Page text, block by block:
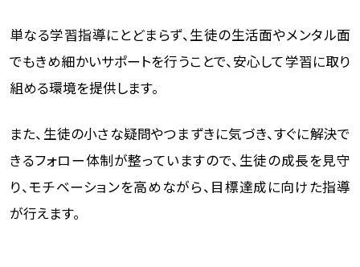
単なる学習指導にとどまらず、生徒の生活面やメンタル面
でもきめ細かいサポートを行うことで、安心して学習に取り
組める環境を提供します。
また、生徒の小さな疑問やつまずきに気づき、すぐに解決で
きるフォロー体制が整っていますので、生徒の成長を見守
り、モチベーションを高めながら、目標達成に向けた指導
が行えます。